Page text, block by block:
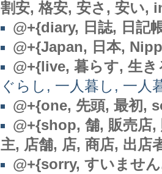
割安, 格安, 安さ, 安い,
@+{diary, 日誌, 日記
@+{Japan, 日本,
@+{live, 暮らす, 生
ぐらし, 一人暮し, 一人
@+{one, 先頭, 最初,
@+{shop, 舗, 販売店,
主, 店舗, 店, 商店, 出
@+{sorry, すいませ